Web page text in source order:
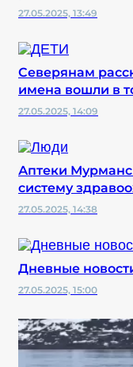
27.05.2025, 13:49
Северянам
имена вошли в
27.05.2025, 14:09
Аптеки
систему
27.05.2025, 14:38
Дневные
27.05.2025, 15:00